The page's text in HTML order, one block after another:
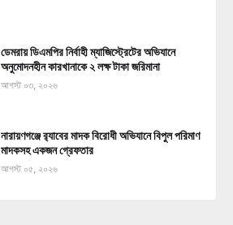
ডেমরায় ডিএমপির নির্বাহী ম্যাজিস্ট্রেটের অভিযানে
অনুমোদনহীন কারখানাকে ২ লক্ষ টাকা জরিমানা
আগস্ট ০৩, ২০২৬
নারায়ণগঞ্জে র‍্যাবের মাদক বিরোধী অভিযানে বিপুল পরিমাণ
মাদকসহ একজন গ্রেফতার
আগস্ট ০৫, ২০২৬